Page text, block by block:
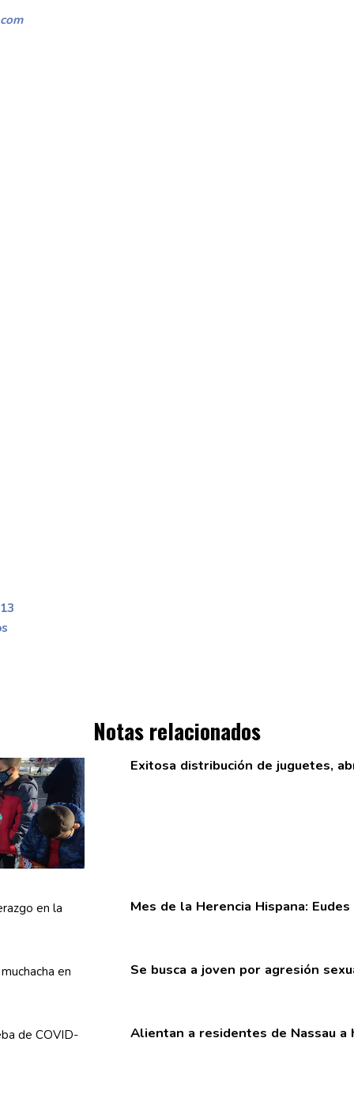
Notas relacionados
Exitosa distribución de juguetes,
Mes de la Herencia Hispana:
Se busca a joven por agresión
Alientan a residentes de Nassau a